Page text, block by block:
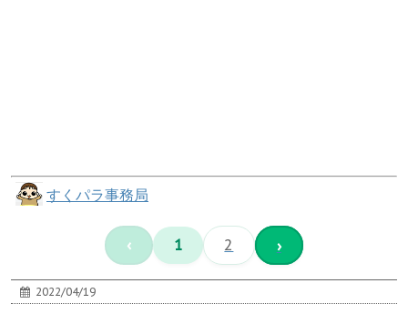
すくパラ事務局
‹ 1 2 ›
2022/04/19